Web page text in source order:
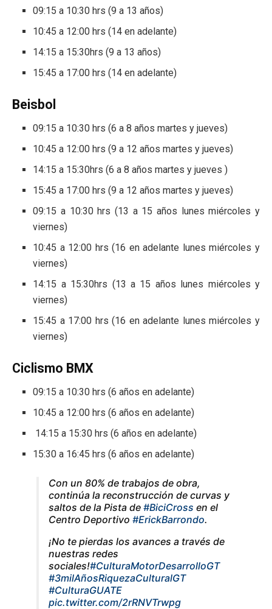
09:15 a 10:30 hrs (9 a 13 años)
10:45 a 12:00 hrs (14 en adelante)
14:15 a 15:30hrs (9 a 13 años)
15:45 a 17:00 hrs (14 en adelante)
Beisbol
09:15 a 10:30 hrs (6 a 8 años martes y jueves)
10:45 a 12:00 hrs (9 a 12 años martes y jueves)
14:15 a 15:30hrs (6 a 8 años martes y jueves )
15:45 a 17:00 hrs (9 a 12 años martes y jueves)
09:15 a 10:30 hrs (13 a 15 años lunes miércoles y
viernes)
10:45 a 12:00 hrs (16 en adelante lunes miércoles y
viernes)
14:15 a 15:30hrs (13 a 15 años lunes miércoles y
viernes)
15:45 a 17:00 hrs (16 en adelante lunes miércoles y
viernes)
Ciclismo BMX
09:15 a 10:30 hrs (6 años en adelante)
10:45 a 12:00 hrs (6 años en adelante)
14:15 a 15:30 hrs (6 años en adelante)
15:30 a 16:45 hrs (6 años en adelante)
Con un 80% de trabajos de obra,
continúa la reconstrucción de curvas y
saltos de la Pista de #BiciCross en el
Centro Deportivo #ErickBarrondo.
¡No te pierdas los avances a través de
nuestras redes
sociales!#CulturaMotorDesarrolloGT
#3milAñosRiquezaCulturalGT
#CulturaGUATE
pic.twitter.com/2rRNVTrwpg